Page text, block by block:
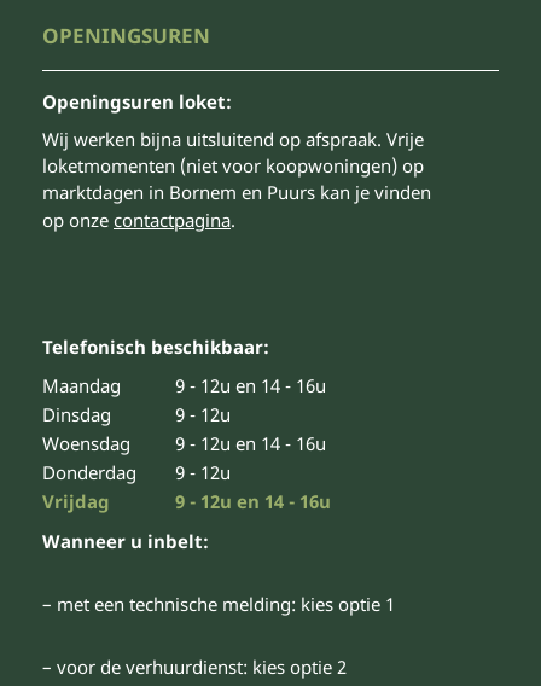
OPENINGSUREN
Openingsuren loket:
Wij werken bijna uitsluitend op afspraak. Vrije
loketmomenten (niet voor koopwoningen) op
marktdagen in Bornem en Puurs kan je vinden
op onze contactpagina.
Telefonisch beschikbaar:
Maandag
9 - 12u en 14 - 16u
Dinsdag
9 - 12u
Woensdag
9 - 12u en 14 - 16u
Donderdag
9 - 12u
Vrijdag
9 - 12u en 14 - 16u
Wanneer u inbelt:
– met een technische melding: kies optie 1
– voor de verhuurdienst: kies optie 2